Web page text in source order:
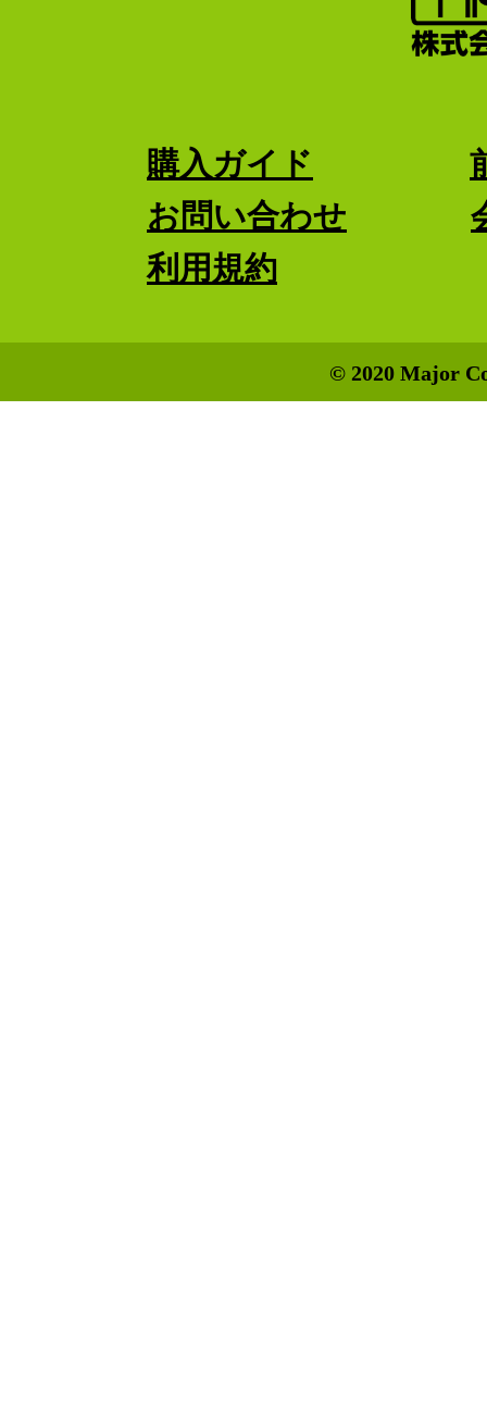
購入ガイド
お問い合わせ
利用規約
© 2020 Major